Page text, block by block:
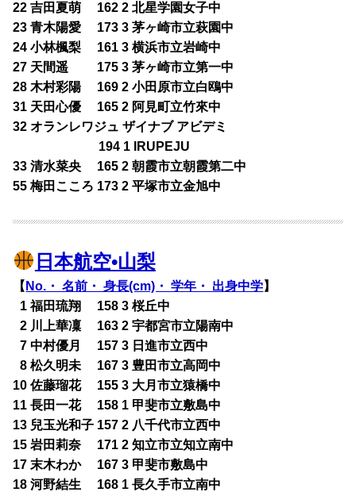
22 吉田夏萌 162 2 北星学園女子中
23 青木陽愛 173 3 茅ヶ崎市立萩園中
24 小林楓梨 161 3 横浜市立岩崎中
27 天間遥 175 3 茅ヶ崎市立第一中
28 木村彩陽 169 2 小田原市立白鴎中
31 天田心優 165 2 阿見町立竹來中
32 オランレワジュ ザイナブ アビデミ
194 1 IRUPEJU
33 清水菜央 165 2 朝霞市立朝霞第二中
55 梅田こころ 173 2 平塚市立金旭中
日本航空•山梨
【 No.・ 名前・ 身長(cm)・ 学年・ 出身中学】
1 福田琉翔 158 3 桜丘中
02 川上華凜 163 2 宇都宮市立陽南中
07 中村優月 157 3 日進市立西中
08 松久明未 167 3 豊田市立高岡中
10 佐藤瑠花 155 3 大月市立猿橋中
11 長田一花 158 1 甲斐市立敷島中
13 兒玉光和子 157 2 八千代市立西中
15 岩田莉奈 171 2 知立市立知立南中
17 末木わか 167 3 甲斐市敷島中
18 河野結生 168 1 長久手市立南中